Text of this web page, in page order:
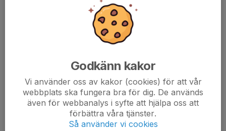
Smedby AIS F13 Höstcup 6:e oktober 2024
Höstcup 2024 Cupinformation samt spelschema
Smedby AIS F13 Vårcup 14:april 2024
Smedby AIS F13 Höstcup 8:e oktober 2023
Höstcup 2023
Smedby AIS F13 Vårcup 16:e april 2023
Godkänn kakor
Vi använder oss av kakor (cookies) för att vår
webbplats ska fungera bra för dig. De används
även för webbanalys i syfte att hjälpa oss att
förbättra våra tjänster.
Så använder vi cookies